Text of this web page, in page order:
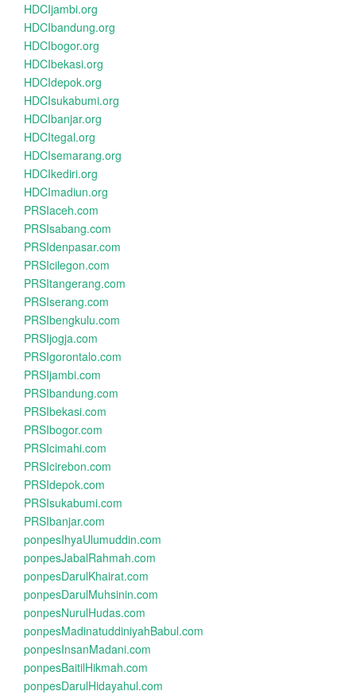
HDCIjambi.org
HDCIbandung.org
HDCIbogor.org
HDCIbekasi.org
HDCIdepok.org
HDCIsukabumi.org
HDCIbanjar.org
HDCItegal.org
HDCIsemarang.org
HDCIkediri.org
HDCImadiun.org
PRSIaceh.com
PRSIsabang.com
PRSIdenpasar.com
PRSIcilegon.com
PRSItangerang.com
PRSIserang.com
PRSIbengkulu.com
PRSIjogja.com
PRSIgorontalo.com
PRSIjambi.com
PRSIbandung.com
PRSIbekasi.com
PRSIbogor.com
PRSIcimahi.com
PRSIcirebon.com
PRSIdepok.com
PRSIsukabumi.com
PRSIbanjar.com
ponpesIhyaUlumuddin.com
ponpesJabalRahmah.com
ponpesDarulKhairat.com
ponpesDarulMuhsinin.com
ponpesNurulHudas.com
ponpesMadinatuddiniyahBabul.com
ponpesInsanMadani.com
ponpesBaitilHikmah.com
ponpesDarulHidayahul.com